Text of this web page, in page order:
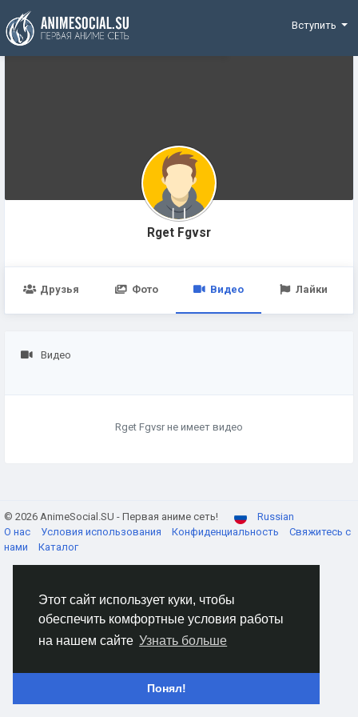
Этот сайт использует куки, чтобы
обеспечить комфортные условия работы
на нашем сайте Узнать больше
Понял!
Funding
Вступить
Rget Fgvsr
Друзья Фото Видео Лайки
Видео
Rget Fgvsr не имеет видео
© 2026 AnimeSocial.SU - Первая аниме сеть!
Russian
О нас
Условия использования Конфиденциальность
Свяжитесь с
нами
Каталог